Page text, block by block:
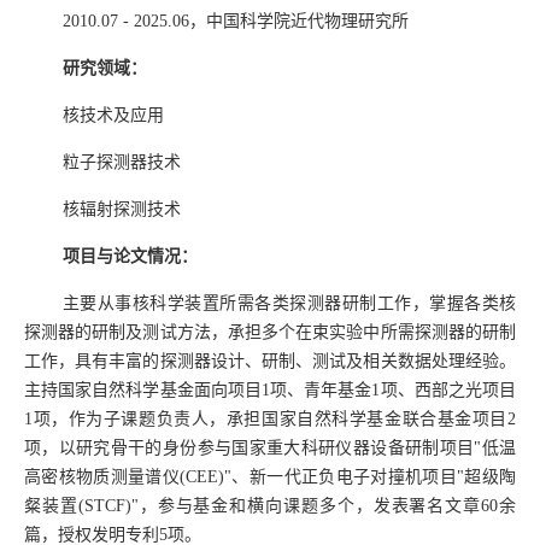
2010.07 - 2025.06，中国科学院近代物理研究所
研究领域：
核技术及应用
粒子探测器技术
核辐射探测技术
项目与论文情况：
主要从事核科学装置所需各类探测器研制工作，掌握各类核
探测器的研制及测试方法，承担多个在束实验中所需探测器的研制
工作，具有丰富的探测器设计、研制、测试及相关数据处理经验。
主持国家自然科学基金面向项目 1 项、青年基金1 项、西部之光项目
1 项，作为子课题负责人，承担国家自然科学基金联合基金项目 2
项，以研究骨干的身份参与国家重大科研仪器设备研制项目 "低温
高密核物质测量谱仪(CEE)"、新一代正负电子对撞机项目 "超级陶
粲装置(STCF)" ，参与基金和横向课题多个，发表署名文章60余
篇，授权发明专利 5项。